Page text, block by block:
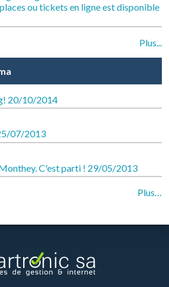
ou tickets en ligne est disponible
Plus...
20/10/2014
07/2013
C'est parti ! 29/05/2013
Plus…